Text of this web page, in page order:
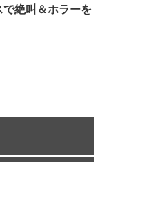
絶叫＆ホラーを